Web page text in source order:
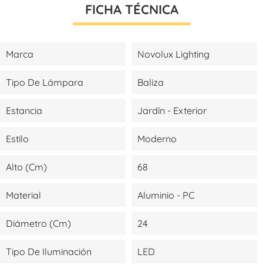
FICHA TÉCNICA
Marca Novolux Lighting
Tipo De Lámpara Baliza
Estancia Jardín - Exterior
Estilo Moderno
Alto (cm) 68
Material Aluminio - PC
Diámetro (cm) 24
Tipo De Iluminación LED